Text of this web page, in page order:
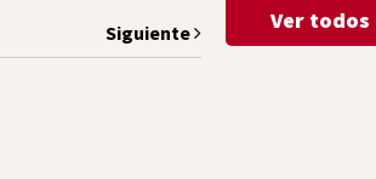
Siguiente Ver